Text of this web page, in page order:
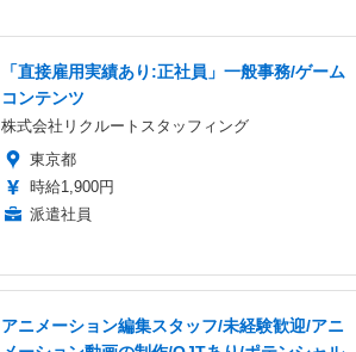
「直接雇用実績あり:正社員」一般事務/ゲーム
コンテンツ
株式会社リクルートスタッフィング
東京都
時給1,900円
派遣社員
アニメーション編集スタッフ/未経験歓迎/アニ